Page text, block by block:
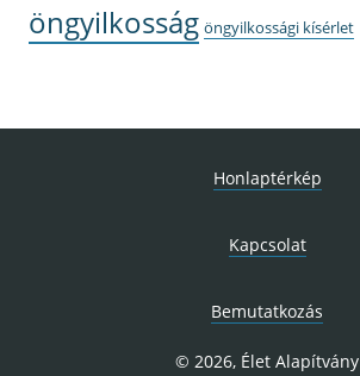
öngyilkosság öngyilkossági kísérlet
© 2026, Élet Alapítvány
Honlaptérkép
Kapcsolat
Bemutatkozás